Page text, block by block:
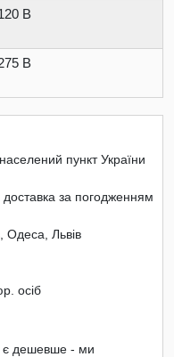
В
В
пункт України
за погодженням
Одеса, Львів
осіб
є дешевше - ми